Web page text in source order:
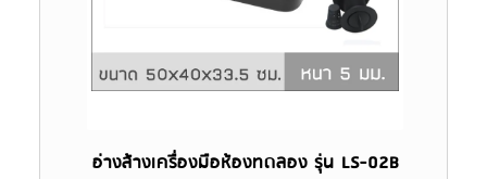
อ่างล้างเครื่องมือห้องทดลอง รุ่น LS-02B